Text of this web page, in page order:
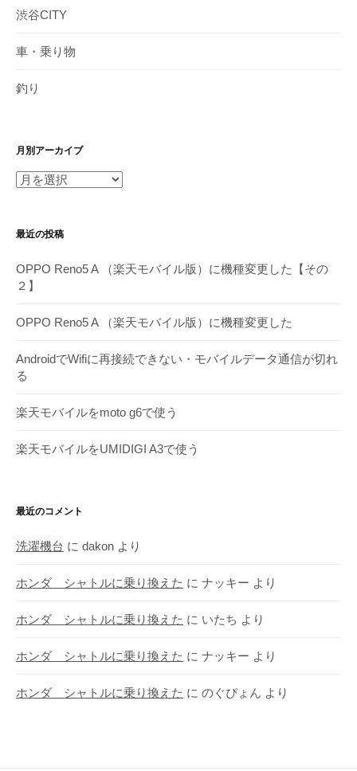
渋谷CITY
車・乗り物
釣り
月別アーカイブ
月
ー
イ
ブ
最近の投稿
OPPO Reno5 A （楽天モバイル版）に機種変更した【その
２】
OPPO Reno5 A （楽天モバイル版）に機種変更した
AndroidでWifiに再接続できない・モバイルデータ通信が切れ
る
楽天モバイルをmoto g6で使う
楽天モバイルをUMIDIGI A3で使う
最近のコメント
洗濯機台 に dakon より
ホンダ シャトルに乗り換えた に ナッキー より
ホンダ シャトルに乗り換えた に いたち より
ホンダ シャトルに乗り換えた に ナッキー より
ホンダ シャトルに乗り換えた に のぐぴょん より